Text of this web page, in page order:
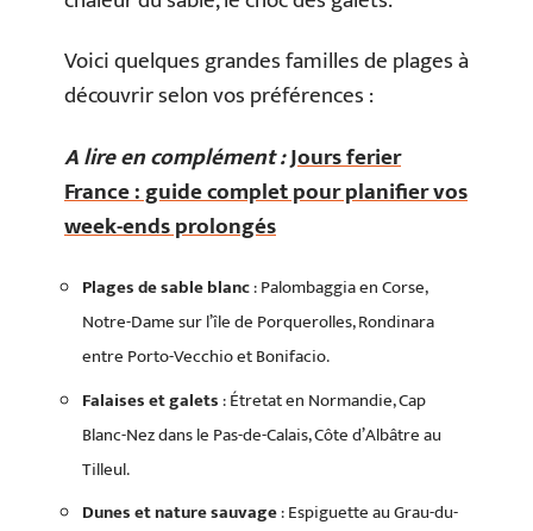
Voici quelques grandes familles de plages à
découvrir selon vos préférences :
A lire en complément :Jours ferier
France : guide complet pour planifier vos
week-ends prolongés
Plages de sable blanc: Palombaggia en Corse,
Notre-Dame sur l’île de Porquerolles, Rondinara
entre Porto-Vecchio et Bonifacio.
Falaises et galets: Étretat en Normandie, Cap
Blanc-Nez dans le Pas-de-Calais, Côte d’Albâtre au
Tilleul.
Dunes et nature sauvage: Espiguette au Grau-du-